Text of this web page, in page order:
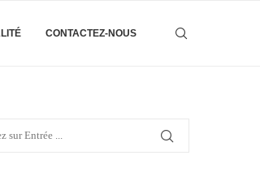
CONTACTEZ-NOUS